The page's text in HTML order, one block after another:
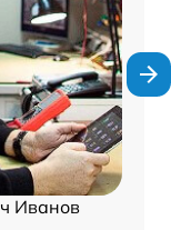
Иванов